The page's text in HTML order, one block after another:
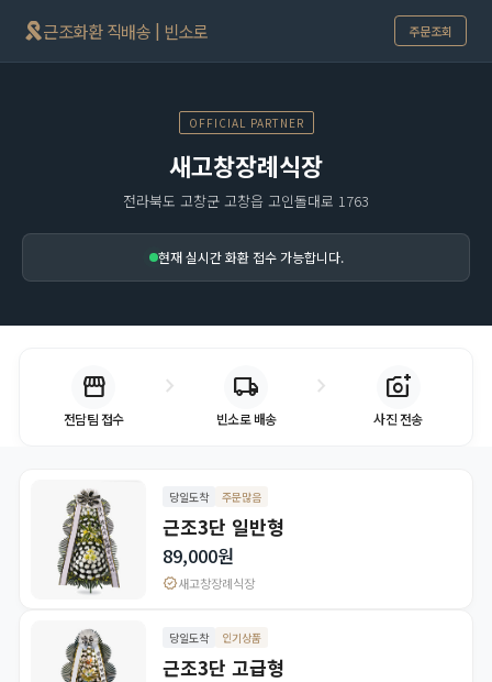
근조화환 직배송 | 빈소로 주문조회
OFFICIAL PARTNER
새고창장례식장
전라북도 고창군 고창읍 고인돌대로 1763
현재 실시간 화환 접수 가능합니다.
storefront
전담팀 접수
chevron_right local_shipping
빈소로 배송
chevron_right add_a_photo
사진 전송
당일도착 주문많음
근조3단 일반형
89,000원
verified새고창장례식장
당일도착 인기상품
근조3단 고급형